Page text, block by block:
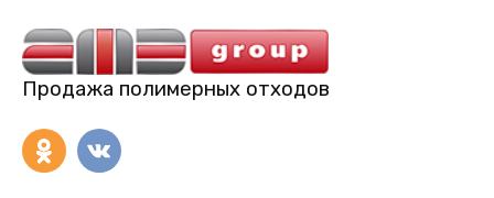
Продажа полимерных отходов